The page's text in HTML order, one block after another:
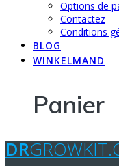
Options de
Contactez
Conditions
BLOG
WINKELMAND
Panier
DR